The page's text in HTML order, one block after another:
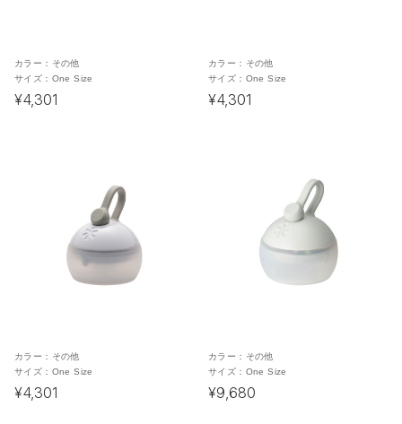
カラー： その他
サイズ： One Size
¥4,301
カラー： その他
サイズ： One Size
¥4,301
カラー： その他
サイズ： One Size
¥4,301
カラー： その他
サイズ： One Size
¥9,680